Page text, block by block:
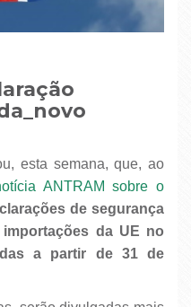
ANTRAM sobre o
de segurança
da UE no
a partir de 31 de